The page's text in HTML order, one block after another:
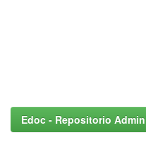
Edoc - Repositorio